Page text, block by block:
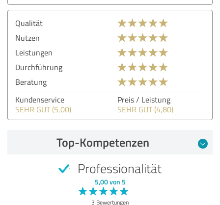
Qualität
Nutzen
Leistungen
Durchführung
Beratung
Kundenservice
SEHR GUT (5,00)
Preis / Leistung
SEHR GUT (4,80)
Top-Kompetenzen
Professionalität
5,00 von 5
3 Bewertungen